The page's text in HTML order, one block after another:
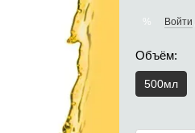
% Войти
Объём:
500мл